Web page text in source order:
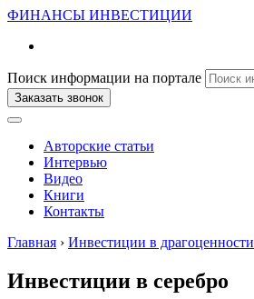
ФИНАНСЫ ИНВЕСТИЦИИ
Поиск информации на портале
Заказать звонок
Авторские статьи
Интервью
Видео
Книги
Контакты
Главная › Инвестиции в драгоценности
Инвестиции в серебро